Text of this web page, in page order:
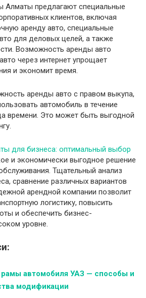
Алматы предлагают специальные
клиентов, включая
аренду авто, специальные
для деловых целей, а также
Возможность аренды авто
через интернет упрощает
и экономит время.
аренды авто с правом выкупа,
автомобиль в течение
времени. Это может быть выгодной
для бизнеса: оптимальный выбор
и экономически выгодное решение
Тщательный анализ
сравнение различных вариантов
арендной компании позволит
логистику, повысить
и обеспечить бизнес-
уровне.
автомобиля УАЗ — способы и
модификации